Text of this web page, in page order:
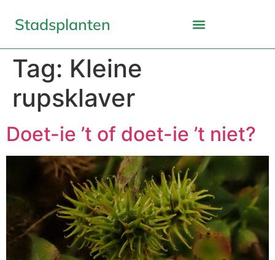
Stadsplanten
Tag: Kleine
rupsklaver
Doet-ie ’t of doet-ie ’t niet?